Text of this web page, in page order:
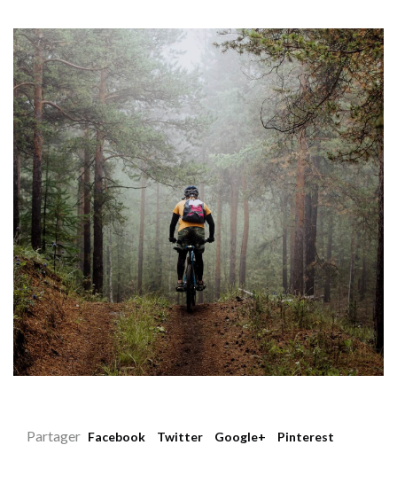
Partager Facebook Twitter Google+ Pinterest